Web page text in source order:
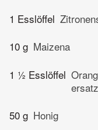
1 Esslöffel
10 g Maizena
1 ½ Esslöffel
50 g Honig